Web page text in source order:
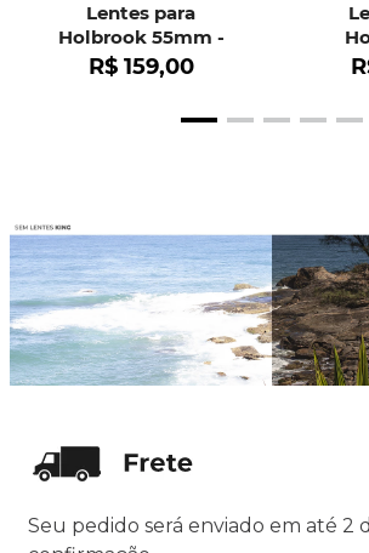
Lentes para
Holbrook 55mm -
OO9102
R$ 159,00
Seu pedido será enviado em até 2